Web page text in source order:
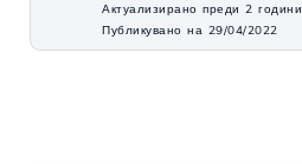
Актуализирано преди 2 години
Публикувано на 29/04/2022